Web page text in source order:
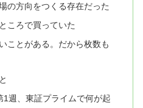
の方向をつくる存在だった
ころで買っていた
ことがある。だから枚数も
週、東証プライムで何が起